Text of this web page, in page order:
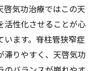
啓気功治療ではこの天
活性化させることが心
います。脊柱管狭窄症
滞りやすく、天啓気功